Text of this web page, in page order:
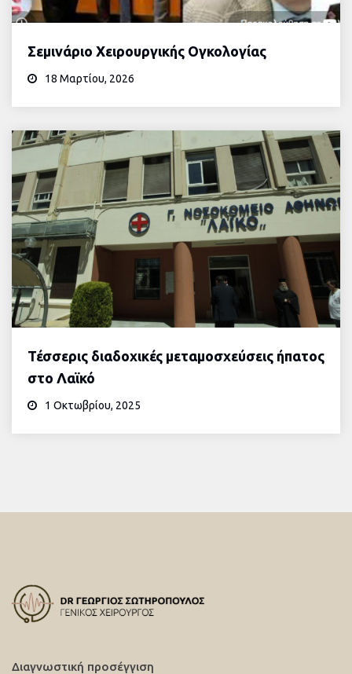
Σεμινάριο Χειρουργικής Ογκολογίας
18 Μαρτίου, 2026
Τέσσερις διαδοχικές μεταμοσχεύσεις ήπατος
στο Λαϊκό
1 Οκτωβρίου, 2025
Διαγνωστική προσέγγιση